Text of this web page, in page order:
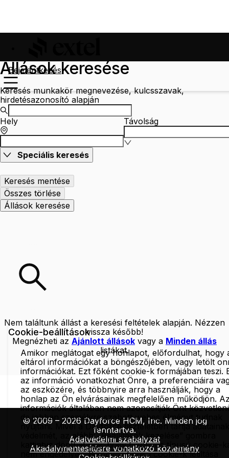
Bejelentkezés
Állások keresése
Keresés munkakör megnevezése, kulcsszavak,
hirdetésazonosító alapján
Hely Távolság
Speciális keresés
Keresés mentése
Összes törlése
Állások keresése
Nem találtunk állást a keresési feltételek alapján. Nézzen
vissza később!
Megnézheti az Ajánlott állások vagy a Minden állás
listákat.
© 2009 – 2026 Dayforce HCM, Inc. Minden jog
fenntartva.
Adatvédelmi szabályzat
Akadálymentesítésre vonatkozó közlemény
Cookie-beállítások
Amikor meglátogat egy honlapot, előfordulhat, hogy
eltárol információkat a böngészőjében, vagy letölt
információkat. Ezt főként cookie-k formájában teszi.
az információ vonatkozhat Önre, a preferenciáira
az eszközére, és többnyire arra használják, hogy a
honlap az Ön elvárásainak megfelelően működjön.
információk általában nem azonosítják Önt
de jobban személyre szabott webes élményt tudnak
nyújtani. Mivel a Dayforce tiszteletben tartja adatainak
védelmét, az alábbi „Beállítások kezelése” gombra
kattintva dönthet úgy, hogy bizonyos típusú cookie-
nem engedélyez. Bizonyos típusú cookie-k letiltása